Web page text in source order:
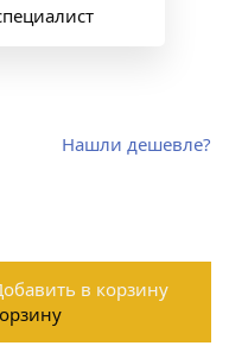
Нашли дешевле?